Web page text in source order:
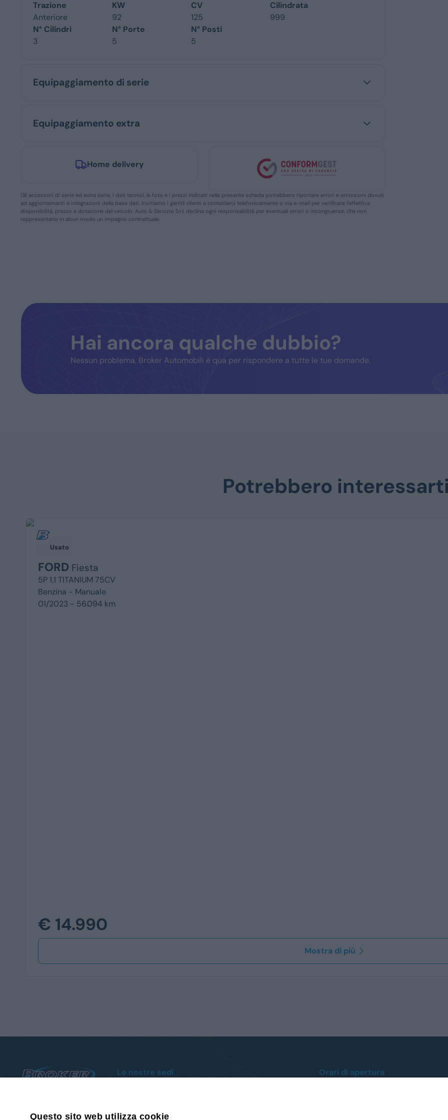
Trazione
Anteriore
KW
92
CV
125
Cilindrata
999
N° Cilindri
3
N° Porte
5
N° Posti
5
Equipaggiamento di serie
Equipaggiamento extra
Home delivery
Gli accessori di serie ed extra serie, i dati tecnici, le foto e i prezzi indicati nella presente scheda potrebbero riportare errori e omissioni dovuti
ad aggiornamenti e integrazioni della base dati. Invitiamo i gentili clienti a contattarci telefonicamente o via e-mail per verificare l’effettiva
disponibilità, prezzo e dotazione del veicolo. Auto & Servizio S.r.l. declina ogni responsabilità per eventuali errori o incongruenze, che non
reppresentano in alcun modo un impegno contrattuale.
Hai ancora qualche dubbio?
Nessun problema, Broker Automobili è qua per rispondere a tutte le tue domande.
Potrebbero
Usato
FORD Fiesta
5P 1.1 TITANIUM 75CV
Benzina - Manuale
01/2023 - 56.094 km
€ 14.990
Mostra di più
019 93 88 009
Le nostre sedi
Reg. Poca, 18 - Tel.
Orari di apertura
Questo sito web utilizza cookie